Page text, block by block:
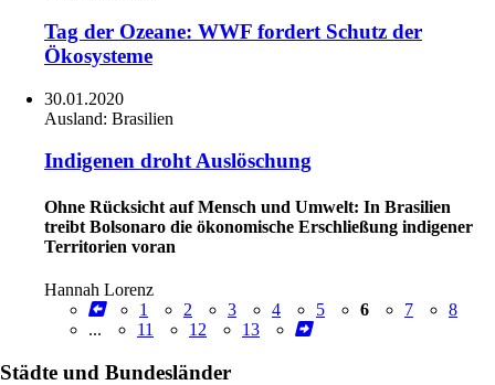
Tag der Ozeane: WWF fordert Schutz der
Ökosysteme
30.01.2020
Ausland: Brasilien
Indigenen droht Auslöschung
Ohne Rücksicht auf Mensch und Umwelt: In Brasilien
treibt Bolsonaro die ökonomische Erschließung indigener
Territorien voran
Hannah Lorenz
1
2 3 4 5 6 7
8
...
11 12 13
Städte und Bundesländer